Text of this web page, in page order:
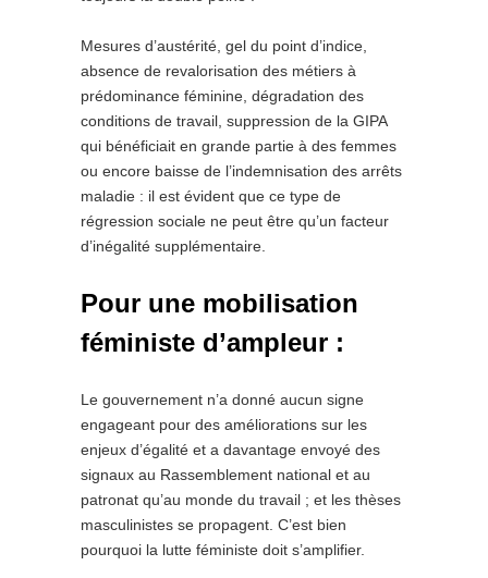
Mesures d’austérité, gel du point d’indice,
absence de revalorisation des métiers à
prédominance féminine, dégradation des
conditions de travail, suppression de la GIPA
qui bénéficiait en grande partie à des femmes
ou encore baisse de l’indemnisation des arrêts
maladie : il est évident que ce type de
régression sociale ne peut être qu’un facteur
d’inégalité supplémentaire.
Pour une mobilisation
féministe d’ampleur :
Le gouvernement n’a donné aucun signe
engageant pour des améliorations sur les
enjeux d’égalité et a davantage envoyé des
signaux au Rassemblement national et au
patronat qu’au monde du travail ; et les thèses
masculinistes se propagent. C’est bien
pourquoi la lutte féministe doit s’amplifier.